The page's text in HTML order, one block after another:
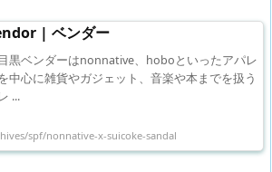
| ベンダー
黒ベンダーはnonnative、hoboといったアパレ
中心に雑貨やガジェット、音楽や本までを扱う
...
spf/nonnative-x-suicoke-sandal